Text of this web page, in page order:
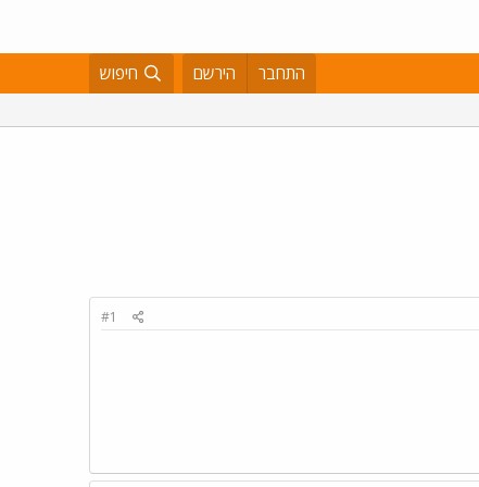
התחבר הירשם חיפוש
#1